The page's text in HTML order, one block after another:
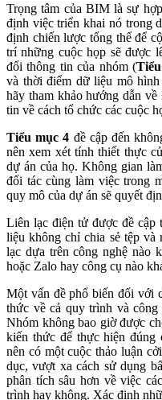
Trọng tâm của BIM là sự
định việc triển khai nó trong
định chiến lược tổng thể để
trí những cuộc họp sẽ được
đổi thông tin của nhóm (
và thời điểm dữ liệu mô
hãy tham khảo hướng dẫn
tin về cách tổ chức các cuộc
Tiểu mục 4 đề cập đến
nên xem xét tính thiết thực
dự án của họ. Không gian
đối tác cùng làm việc trong
quy mô của dự án sẽ quyết
Liên lạc điện tử được đề cập
liệu không chỉ chia sẻ tệp
lạc dựa trên công nghệ nào
hoặc Zalo hay công cụ nào
Một vấn đề phổ biến đối với
thức về cả quy trình và
Nhóm không bao giờ được
kiến ​​thức để thực hiện
nên có một cuộc thảo luận
dục, vượt xa cách sử dụng
phân tích sâu hơn về việc
trình hay không. Xác định